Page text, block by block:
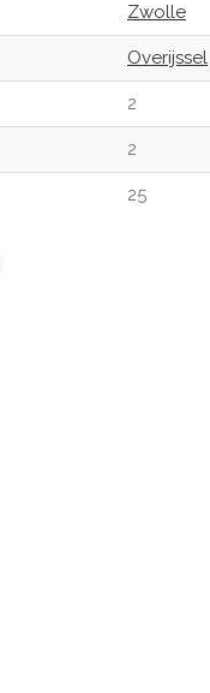
Zwolle
Overijssel
2
2
25